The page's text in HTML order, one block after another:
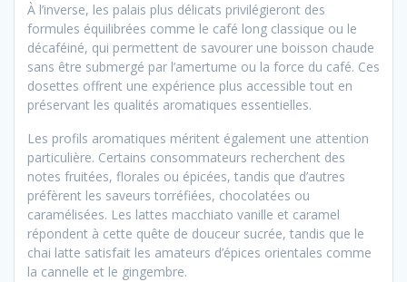
À l’inverse, les palais plus délicats privilégieront des
formules équilibrées comme le café long classique ou le
décaféiné, qui permettent de savourer une boisson chaude
sans être submergé par l’amertume ou la force du café. Ces
dosettes offrent une expérience plus accessible tout en
préservant les qualités aromatiques essentielles.
Les profils aromatiques méritent également une attention
particulière. Certains consommateurs recherchent des
notes fruitées, florales ou épicées, tandis que d’autres
préfèrent les saveurs torréfiées, chocolatées ou
caramélisées. Les lattes macchiato vanille et caramel
répondent à cette quête de douceur sucrée, tandis que le
chai latte satisfait les amateurs d’épices orientales comme
la cannelle et le gingembre.